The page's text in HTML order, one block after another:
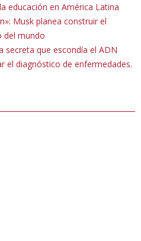
educación en América Latina
Musk planea construir el
del mundo
secreta que escondía el ADN
el diagnóstico de enfermedades.